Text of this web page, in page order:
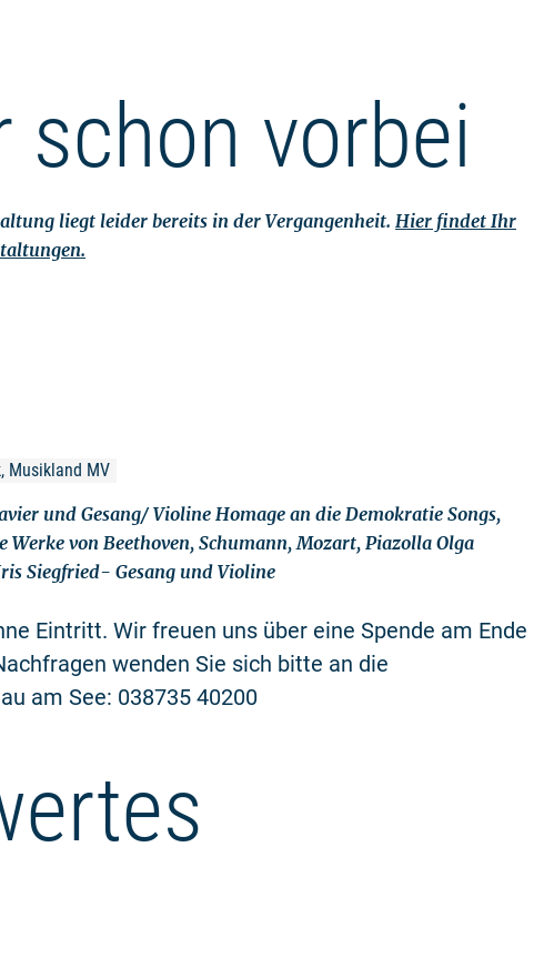
schon vorbei
liegt leider bereits in der Vergangenheit. Hier findet Ihr
Musikland MV
und Gesang/ Violine Homage an die Demokratie Songs,
Werke von Beethoven, Schumann, Mozart, Piazolla Olga
Siegfried- Gesang und Violine
Eintritt. Wir freuen uns über eine Spende am Ende
wenden Sie sich bitte an die
am See: 038735 40200